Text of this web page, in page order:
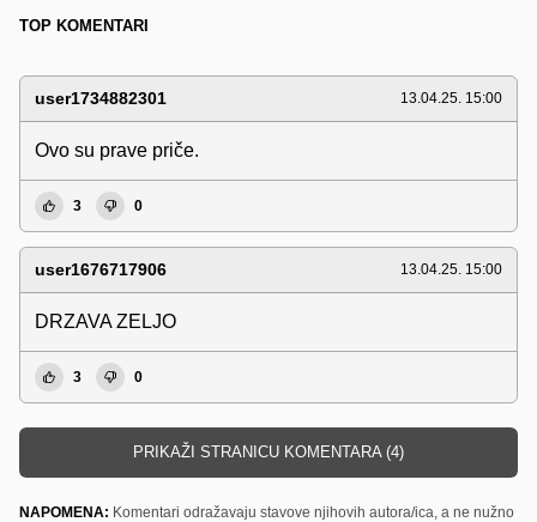
TOP KOMENTARI
user1734882301 13.04.25. 15:00
Ovo su prave priče.
3 0
user1676717906 13.04.25. 15:00
DRZAVA ZELJO
3 0
PRIKAŽI STRANICU KOMENTARA (4)
NAPOMENA: Komentari odražavaju stavove njihovih autora/ica, a ne nužno